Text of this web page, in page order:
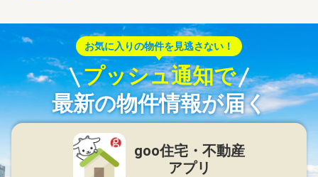
お気に入りの物件を見逃さない！
プッシュ通知で
最新の物件情報が届く
goo住宅・不動産
アプリ